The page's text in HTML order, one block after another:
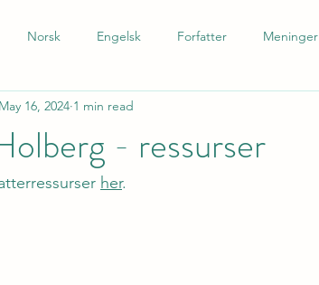
Norsk Engelsk Forfatter Meninger
Norsk som andrespråk
- ressurser
May 16, 2024 1 min read
her.